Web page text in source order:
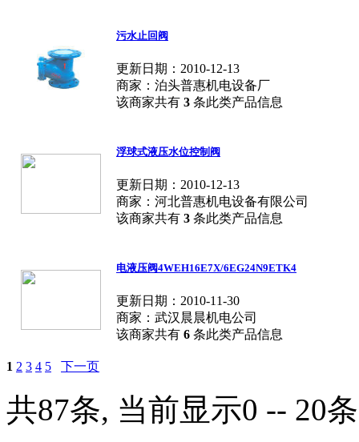
污水止回阀
更新日期：2010-12-13
商家：泊头普惠机电设备厂
该商家共有 3 条此类产品信息
浮球式液压水位控制阀
更新日期：2010-12-13
商家：河北普惠机电设备有限公司
该商家共有 3 条此类产品信息
电液压阀4WEH16E7X/6EG24N9ETK4
更新日期：2010-11-30
商家：武汉晨晨机电公司
该商家共有 6 条此类产品信息
1 2 3 4 5 下一页
共87条, 当前显示0 -- 20